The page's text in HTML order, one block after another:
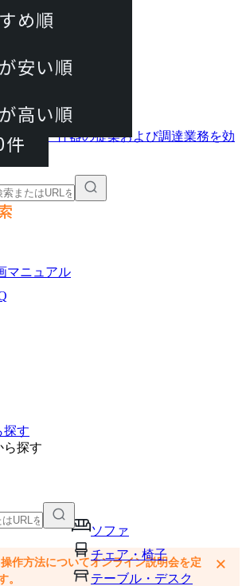
ュアル
品をカートに追加
マニュアル
探す
ら探す
ソファ
チェア・椅子
テーブル・デスク
トに追加
ジのURLを貼り付けて、カートに追加できます
作方法についてオンライン説明会を定
。
×
件
め順
安い順
高い順